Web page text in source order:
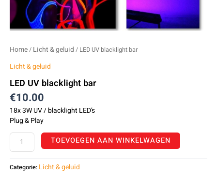
Home/ Licht & geluid / LED UV blacklight bar
Licht & geluid
LED UV blacklight bar
€10.00
18x 3W UV / blacklight LED’s
Plug & Play
TOEVOEGEN AAN WINKELWAGEN
Categorie: Licht & geluid